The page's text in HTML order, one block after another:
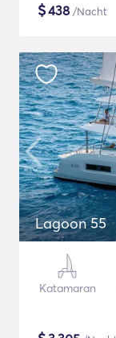
$438 /Nacht
Lagoon 55
Katamaran